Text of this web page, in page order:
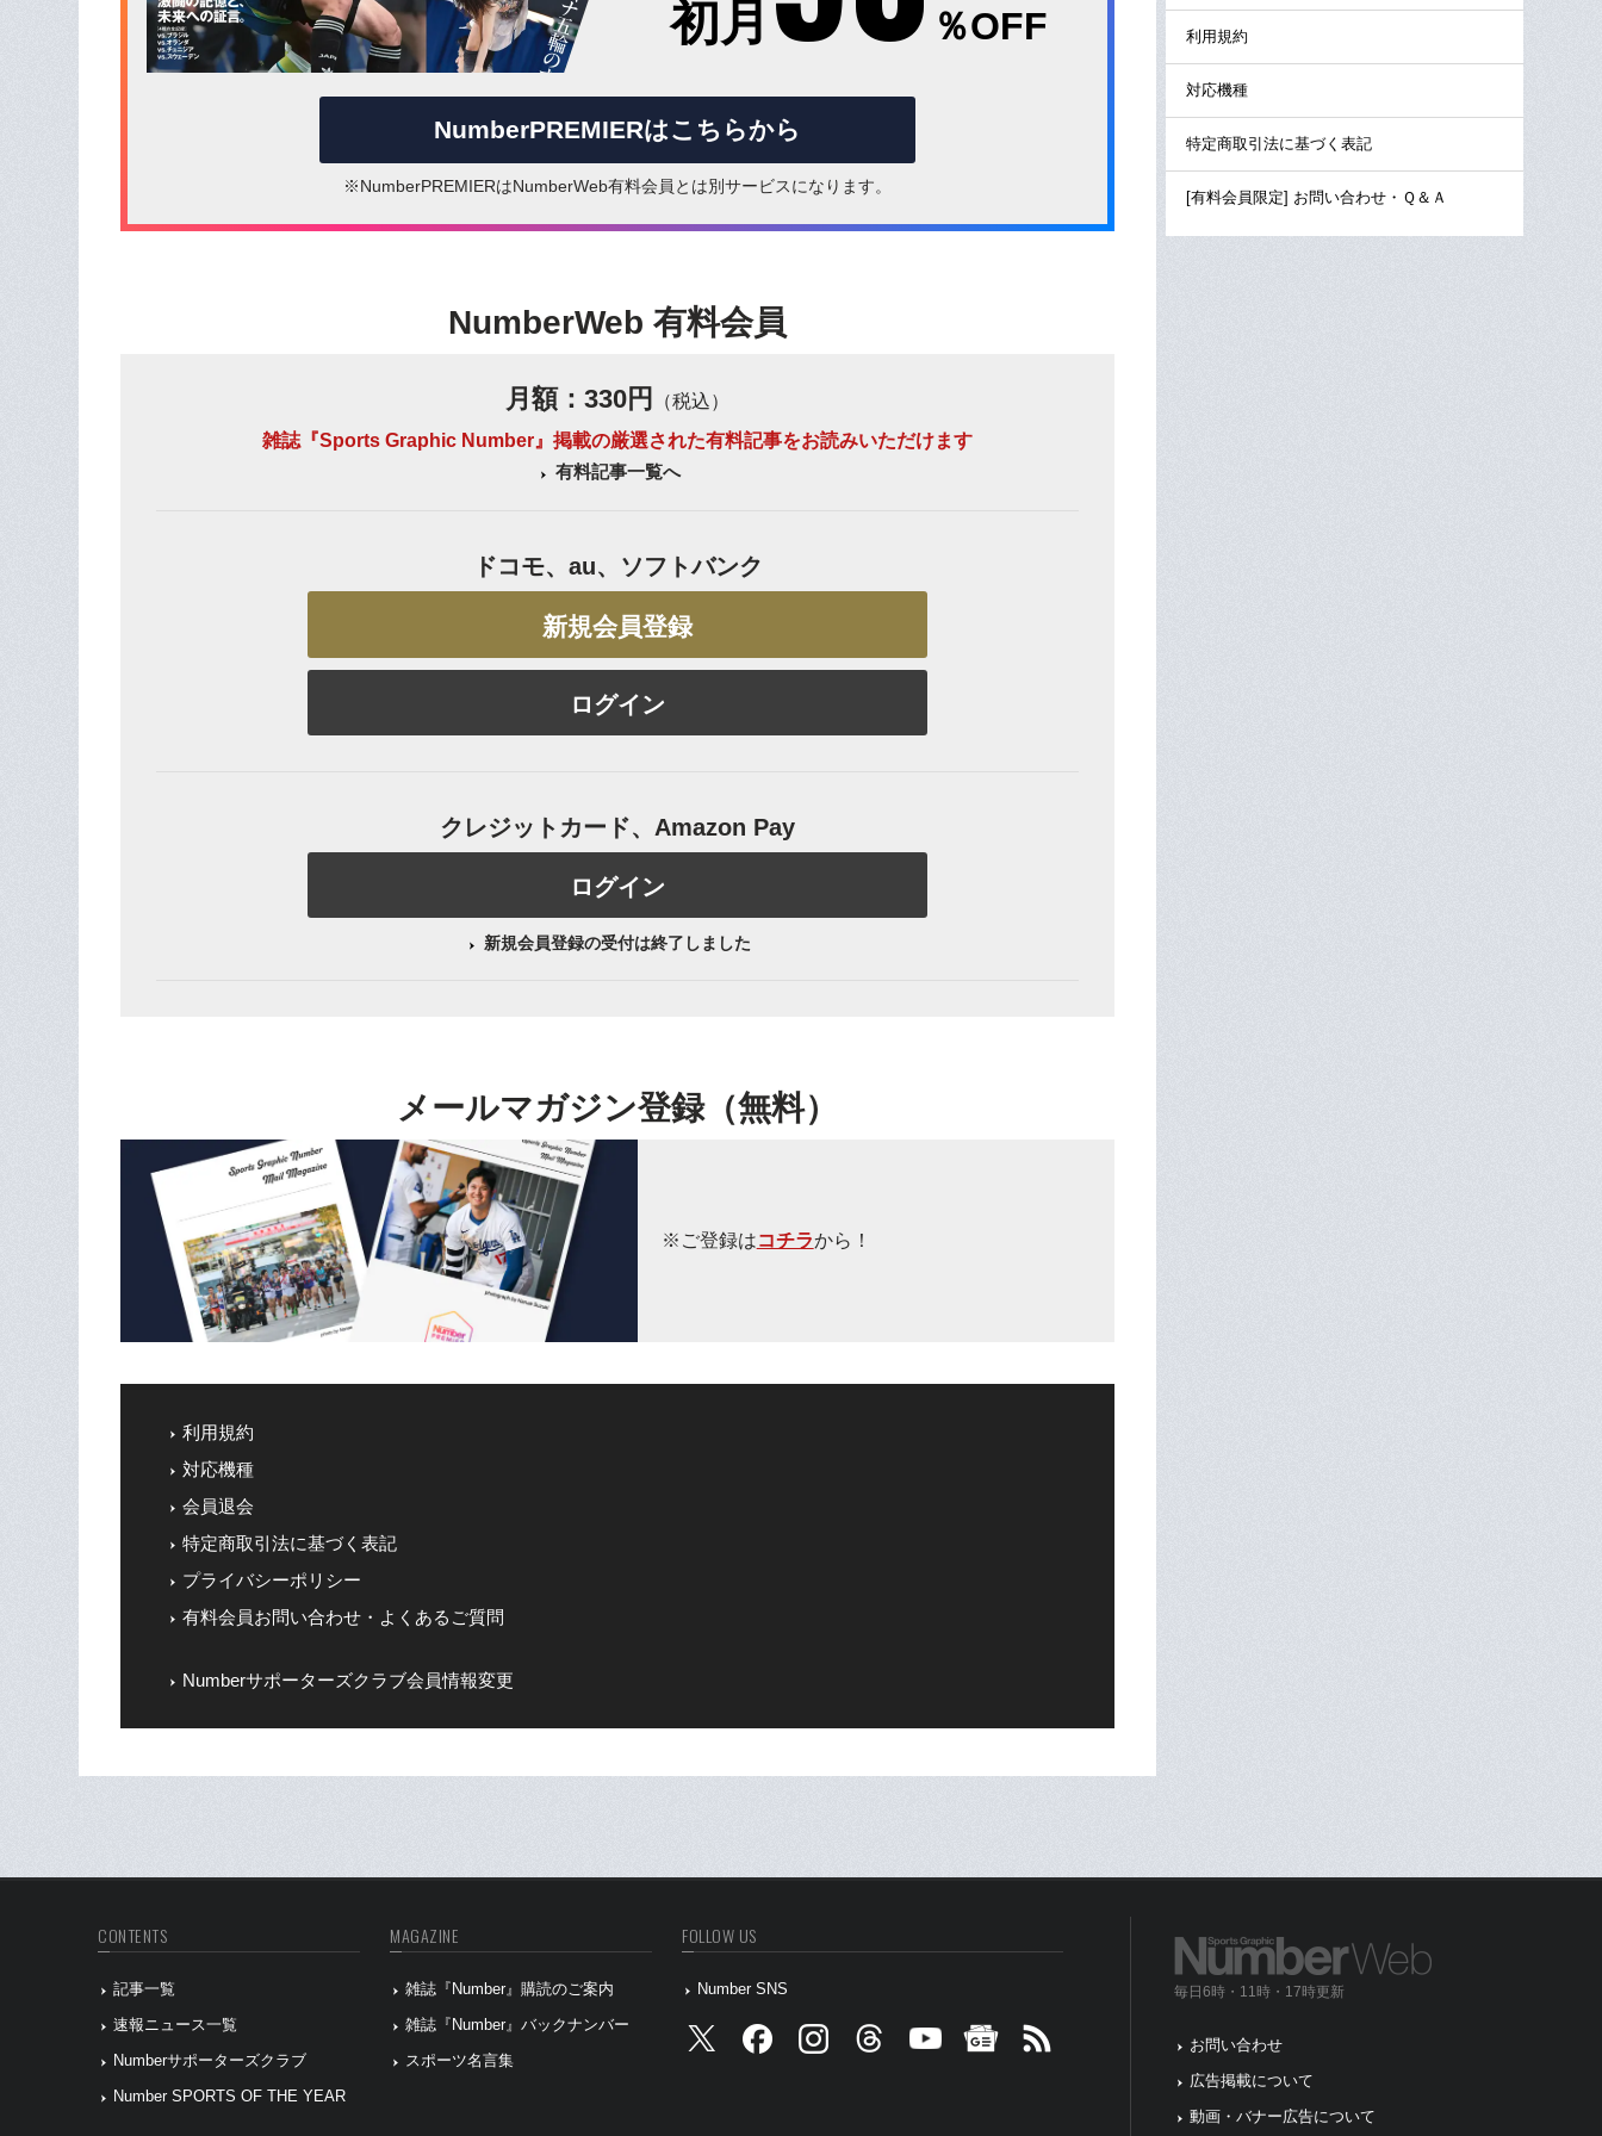
初月 ％OFF
NumberPREMIERはこちらから
※NumberPREMIERはNumberWeb有料会員とは別サービスになります。
NumberWeb 有料会員
月額：330円
（税込）
雑誌『Sports Graphic Number』掲載の厳選された有料記事をお読みいただけます
有料記事一覧へ
ドコモ、au、ソフトバンク
新規会員登録
ログイン
クレジットカード、Amazon Pay
ログイン
新規会員登録の受付は終了しました
メールマガジン登録（無料）
※ご登録はコチラから！
利用規約
対応機種
会員退会
特定商取引法に基づく表記
プライバシーポリシー
有料会員お問い合わせ・よくあるご質問
Numberサポーターズクラブ会員情報変更
利用規約
対応機種
特定商取引法に基づく表記
[有料会員限定] お問い合わせ・Ｑ＆Ａ
CONTENTS
記事一覧
速報ニュース一覧
Numberサポーターズクラブ
Number SPORTS OF THE YEAR
MAGAZINE
雑誌『Number』購読のご案内
雑誌『Number』バックナンバー
スポーツ名言集
FOLLOW US
Number SNS 毎日6時・11時・17時更新
お問い合わせ
広告掲載について
動画・バナー広告について